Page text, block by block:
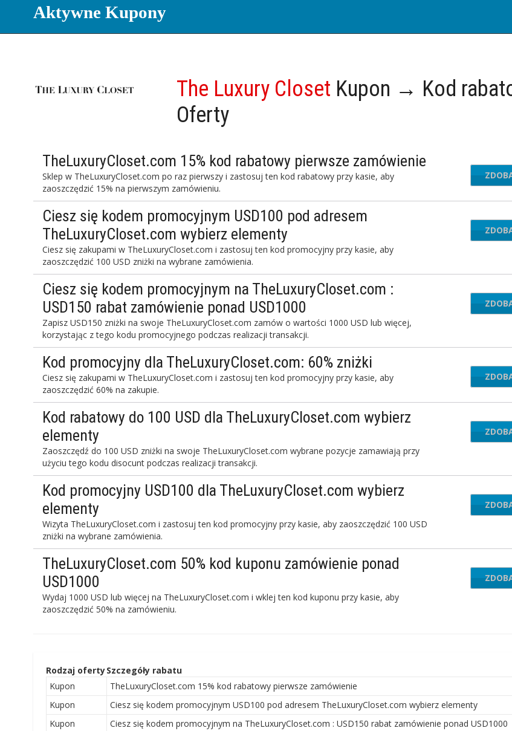
Aktywne Kupony
The Luxury Closet Kupon → Kod
Oferty
TheLuxuryCloset.com 15% kod rabatowy pierwsze zamówienie
Sklep w TheLuxuryCloset.com po raz pierwszy i zastosuj ten kod rabatowy przy kasie, aby
zaoszczędzić 15% na pierwszym zamówieniu.
Ciesz się kodem promocyjnym USD100 pod adresem
TheLuxuryCloset.com wybierz elementy
Ciesz się zakupami w TheLuxuryCloset.com i zastosuj ten kod promocyjny przy kasie, aby
zaoszczędzić 100 USD zniżki na wybrane zamówienia.
Ciesz się kodem promocyjnym na TheLuxuryCloset.com :
USD150 rabat zamówienie ponad USD1000
Zapisz USD150 zniżki na swoje TheLuxuryCloset.com zamów o wartości 1000 USD lub więcej,
korzystając z tego kodu promocyjnego podczas realizacji transakcji.
Kod promocyjny dla TheLuxuryCloset.com: 60% zniżki
Ciesz się zakupami w TheLuxuryCloset.com i zastosuj ten kod promocyjny przy kasie, aby
zaoszczędzić 60% na zakupie.
Kod rabatowy do 100 USD dla TheLuxuryCloset.com wybierz
elementy
Zaoszczędź do 100 USD zniżki na swoje TheLuxuryCloset.com wybrane pozycje zamawiają przy
użyciu tego kodu disocunt podczas realizacji transakcji.
Kod promocyjny USD100 dla TheLuxuryCloset.com wybierz
elementy
Wizyta TheLuxuryCloset.com i zastosuj ten kod promocyjny przy kasie, aby zaoszczędzić 100 USD
zniżki na wybrane zamówienia.
TheLuxuryCloset.com 50% kod kuponu zamówienie ponad
USD1000
Wydaj 1000 USD lub więcej na TheLuxuryCloset.com i wklej ten kod kuponu przy kasie, aby
zaoszczędzić 50% na zamówieniu.
Rodzaj ofertySzczegóły rabatu
Kupon
TheLuxuryCloset.com 15% kod rabatowy pierwsze zamówienie
Kupon
Ciesz się kodem promocyjnym USD100 pod adresem TheLuxuryCloset.com wybierz elementy
Kupon
Ciesz się kodem promocyjnym na TheLuxuryCloset.com : USD150 rabat zamówienie ponad USD1000